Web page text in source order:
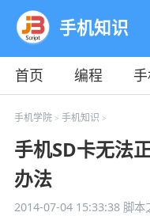
手机知识
首页 编程
教程
平面
手机学院> 手机知识 >
手机SD卡无法
办法
2014-07-04 15:33:38脚本